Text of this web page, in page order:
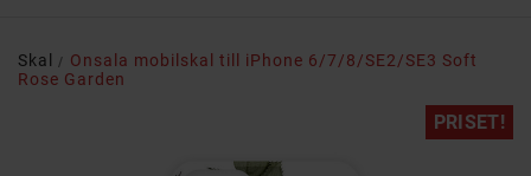
Skal
Onsala mobilskal till iPhone 6/7/8/SE2/SE3 Soft
Rose Garden
PRISET!